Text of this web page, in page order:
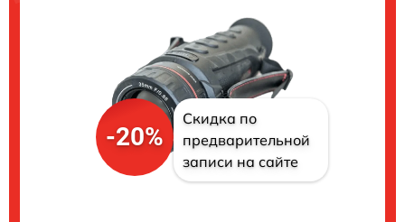
-20%
Скидка по
предварительной
записи на сайте